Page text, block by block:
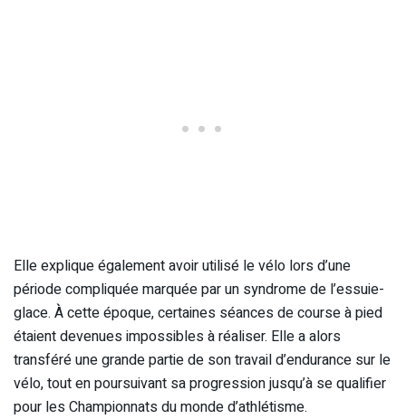
Elle explique également avoir utilisé le vélo lors d’une
période compliquée marquée par un syndrome de l’essuie-
glace. À cette époque, certaines séances de course à pied
étaient devenues impossibles à réaliser. Elle a alors
transféré une grande partie de son travail d’endurance sur le
vélo, tout en poursuivant sa progression jusqu’à se qualifier
pour les Championnats du monde d’athlétisme.